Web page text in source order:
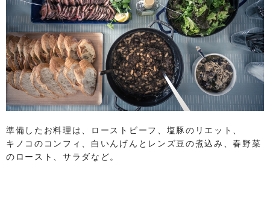
準備したお料理は、ローストビーフ、塩豚のリエット、
キノコのコンフィ、白いんげんとレンズ豆の煮込み、春野菜
のロースト、サラダなど。